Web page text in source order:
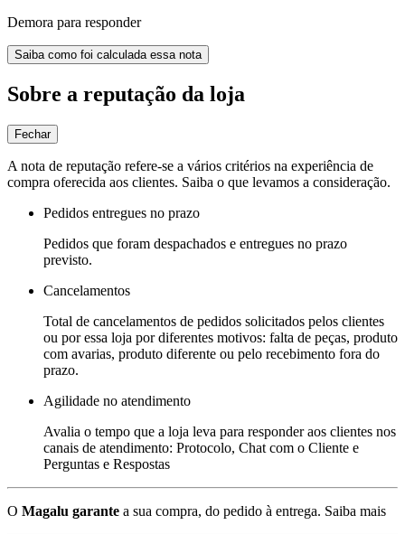
Demora para responder
Saiba como foi calculada essa nota
Sobre a reputação da loja
Fechar
A nota de reputação refere-se a vários critérios na experiência de
compra oferecida aos clientes. Saiba o que levamos a consideração.
Pedidos entregues no prazo
Pedidos que foram despachados e entregues no prazo
previsto.
Cancelamentos
Total de cancelamentos de pedidos solicitados pelos clientes
ou por essa loja por diferentes motivos: falta de peças, produto
com avarias, produto diferente ou pelo recebimento fora do
prazo.
Agilidade no atendimento
Avalia o tempo que a loja leva para responder aos clientes nos
canais de atendimento: Protocolo, Chat com o Cliente e
Perguntas e Respostas
O Magalu garante a sua compra, do pedido à entrega. Saiba mais